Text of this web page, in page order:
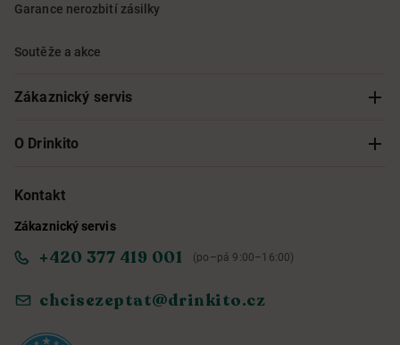
Garance nerozbití zásilky
Soutěže a akce
Zákaznický servis
Sledování objednávky
Obchodní podmínky
Ochrana osobních údajů
Reklamace a vrácení
O Drinkito
O nás
Informace o přístupnosti služby
Kontakt
Zákaznický servis
+420 377 419 001 (po–pá 9:00–16:00)
chcisezeptat@drinkito.cz